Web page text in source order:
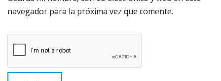
navegador para la próxima vez que comente.